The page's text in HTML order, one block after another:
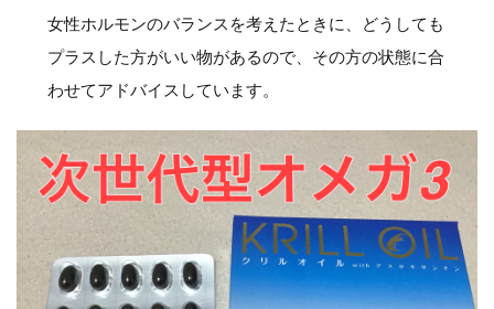
女性ホルモンのバランスを考えたときに、どうしても
プラスした方がいい物があるので、その方の状態に合
わせてアドバイスしています。